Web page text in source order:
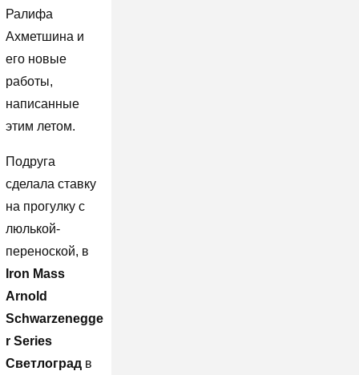
Ралифа
Ахметшина и
его новые
работы,
написанные
этим летом.
Подруга
сделала ставку
на прогулку с
люлькой-
переноской, в
Iron Mass
Arnold
Schwarzenegge
r Series
Светлоградв